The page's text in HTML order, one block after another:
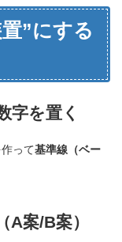
”にする
字を置く
って基準線（ベー
案/B案）